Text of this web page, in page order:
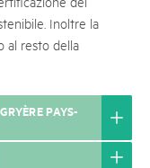
Inoltre la
al resto della
PAYS-